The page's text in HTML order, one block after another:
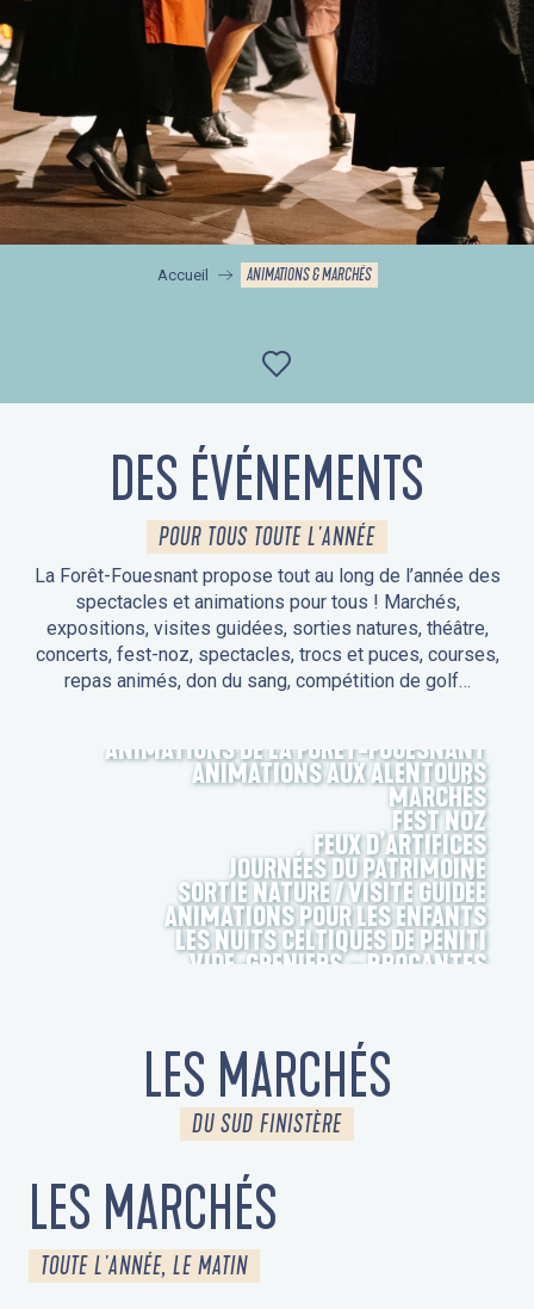
Accueil ANIMATIONS & MARCHÉS
Ajouter aux
DES ÉVÉNEMENTS
POUR TOUS TOUTE L'ANNÉE
La Forêt-Fouesnant propose tout au long de l’année des
spectacles et animations pour tous ! Marchés,
expositions, visites guidées, sorties natures, théâtre,
concerts, fest-noz, spectacles, trocs et puces, courses,
repas animés, don du sang, compétition de golf…
ANIMATIONS DE LA FORÊT-FOUESNANT
ANIMATIONS AUX ALENTOURS
MARCHÉS
FEST NOZ
FEUX D’ARTIFICES
JOURNÉES DU PATRIMOINE
SORTIE NATURE / VISITE GUIDÉE
ANIMATIONS POUR LES ENFANTS
LES NUITS CELTIQUES DE PENITI
VIDE-GRENIERS – BROCANTES
LES MARCHÉS
DU SUD FINISTÈRE
LES MARCHÉS
TOUTE L'ANNÉE, LE MATIN